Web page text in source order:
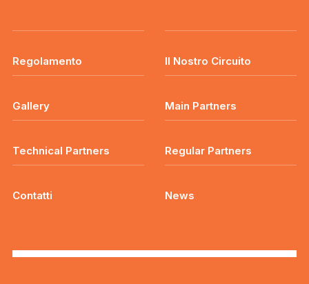
Regolamento Il Nostro Circuito
Gallery Main Partners
Technical Partners Regular Partners
Contatti News